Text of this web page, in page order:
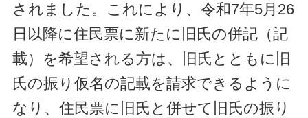
されました。これにより、令和7年5月26
日以降に住民票に新たに旧氏の併記（記
載）を希望される方は、旧氏とともに旧
氏の振り仮名の記載を請求できるように
なり、住民票に旧氏と併せて旧氏の振り